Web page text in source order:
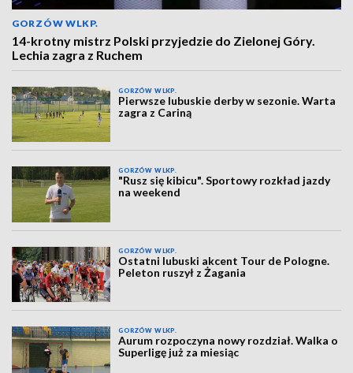
GORZÓW WLKP.
14-krotny mistrz Polski przyjedzie do Zielonej Góry.
Lechia zagra z Ruchem
GORZÓW WLKP.
Pierwsze lubuskie derby w sezonie. Warta
zagra z Cariną
GORZÓW WLKP.
"Rusz się kibicu". Sportowy rozkład jazdy
na weekend
GORZÓW WLKP.
Ostatni lubuski akcent Tour de Pologne.
Peleton ruszył z Żagania
GORZÓW WLKP.
Aurum rozpoczyna nowy rozdział. Walka o
Superligę już za miesiąc